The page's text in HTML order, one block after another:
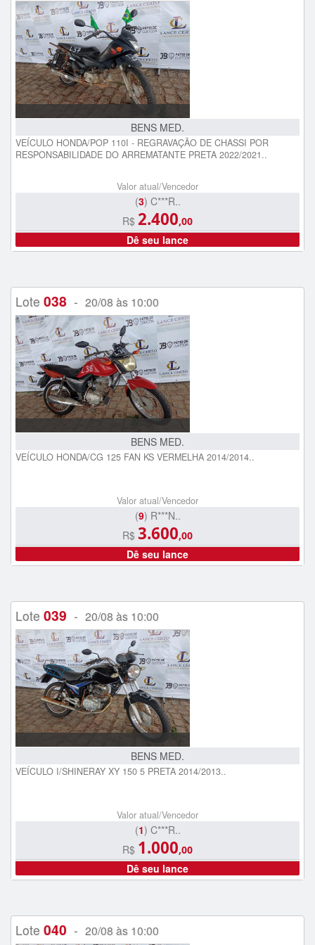
BENS MED.
VEÍCULO HONDA/POP 110I - REGRAVAÇÃO DE CHASSI POR
RESPONSABILIDADE DO ARREMATANTE PRETA 2022/2021..
Valor atual/Vencedor
(3) C***R..
R$ 2.400,00
Dê seu lance
Lote 038 - 20/08 às 10:00
BENS MED.
VEÍCULO HONDA/CG 125 FAN KS VERMELHA 2014/2014..
Valor atual/Vencedor
(9) R***N..
R$ 3.600,00
Dê seu lance
Lote 039 - 20/08 às 10:00
BENS MED.
VEÍCULO I/SHINERAY XY 150 5 PRETA 2014/2013..
Valor atual/Vencedor
(1) C***R..
R$ 1.000,00
Dê seu lance
Lote 040 - 20/08 às 10:00